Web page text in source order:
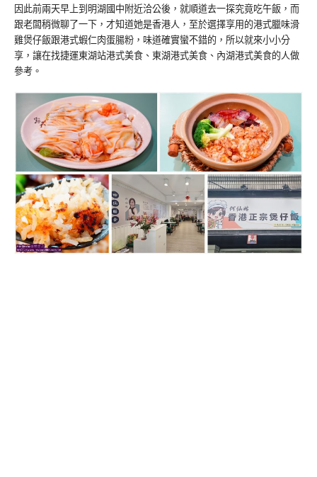
因此前兩天早上到明湖國中附近洽公後，就順道去一探究竟吃午飯，而
跟老闆稍微聊了一下，才知道她是香港人，至於選擇享用的港式臘味滑
雞煲仔飯跟港式蝦仁肉蛋腸粉，味道確實蠻不錯的，所以就來小小分
享，讓在找捷運東湖站港式美食、東湖港式美食、內湖港式美食的人做
參考。